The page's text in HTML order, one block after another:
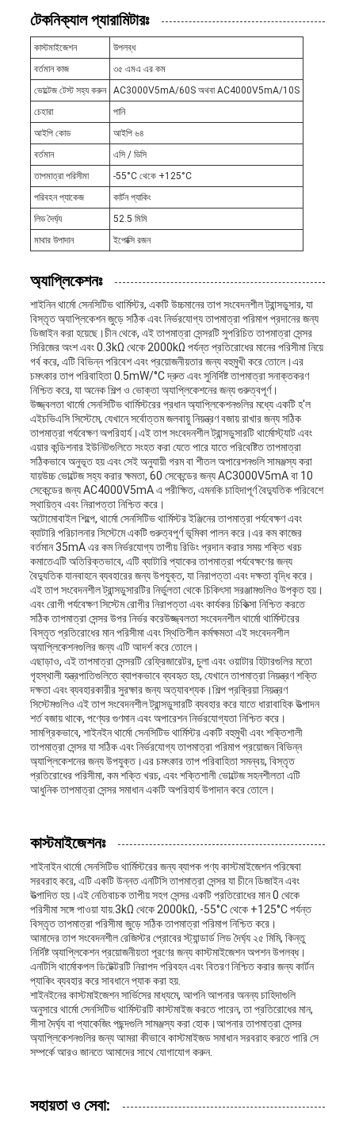
টেকনিক্যাল প্যারামিটারঃ
কাস্টমাইজেশন
উপলব্ধ
বর্তমান কাজ
৩৫ এমএ এর কম
ভোল্টেজ টেস্ট সহ্য করুন
AC3000V5mA/60S অথবা AC4000V5mA/10S
চেহারা
পানি
আইপি কোড
আইপি ৬৪
বর্তমান
এসি / ডিসি
তাপমাত্রা পরিসীমা
-55°C থেকে +125°C
পরিবহন প্যাকেজ
কার্টন প্যাকিং
লিড দৈর্ঘ্য
52.5 মিমি
মাথার উপাদান
ইপোক্সি রজন
অ্যাপ্লিকেশনঃ
শাইনিন থার্মো সেনসিটিভ থার্মিস্টর, একটি উচ্চমানের তাপ সংবেদনশীল ট্রান্সডুসার, যা
বিস্তৃত অ্যাপ্লিকেশন জুড়ে সঠিক এবং নির্ভরযোগ্য তাপমাত্রা পরিমাপ প্রদানের জন্য
ডিজাইন করা হয়েছে।চীন থেকে, এই তাপমাত্রা সেন্সরটি সুপরিচিত তাপমাত্রা সেন্সর
সিরিজের অংশ এবং 0.3kΩ থেকে 2000kΩ পর্যন্ত প্রতিরোধের মানের পরিসীমা নিয়ে
গর্ব করে, এটি বিভিন্ন পরিবেশ এবং প্রয়োজনীয়তার জন্য বহুমুখী করে তোলে।এর
চমৎকার তাপ পরিবাহিতা 0.5mW/°C দ্রুত এবং সুনির্দিষ্ট তাপমাত্রা সনাক্তকরণ
নিশ্চিত করে, যা অনেক শিল্প ও ভোক্তা অ্যাপ্লিকেশনের জন্য গুরুত্বপূর্ণ।
উজ্জ্বলতা থার্মো সেনসিটিভ থার্মিস্টরের প্রধান অ্যাপ্লিকেশনগুলির মধ্যে একটি হ'ল
এইচভিএসি সিস্টেমে, যেখানে সর্বোত্তম জলবায়ু নিয়ন্ত্রণ বজায় রাখার জন্য সঠিক
তাপমাত্রা পর্যবেক্ষণ অপরিহার্য।এই তাপ সংবেদনশীল ট্রান্সডুসারটি থার্মোস্ট্যাট এবং
এয়ার কন্ডিশনার ইউনিটগুলিতে সংহত করা যেতে পারে যাতে পরিবেষ্টিত তাপমাত্রা
সঠিকভাবে অনুভূত হয় এবং সেই অনুযায়ী গরম বা শীতল অপারেশনগুলি সামঞ্জস্য করা
যায়উচ্চ ভোল্টেজ সহ্য করার ক্ষমতা, 60 সেকেন্ডের জন্য AC3000V5mA বা 10
সেকেন্ডের জন্য AC4000V5mA এ পরীক্ষিত, এমনকি চাহিদাপূর্ণ বৈদ্যুতিক পরিবেশে
স্থায়িত্ব এবং নিরাপত্তা নিশ্চিত করে।
অটোমোবাইল শিল্পে, থার্মো সেনসিটিভ থার্মিস্টর ইঞ্জিনের তাপমাত্রা পর্যবেক্ষণ এবং
ব্যাটারি পরিচালনার সিস্টেমে একটি গুরুত্বপূর্ণ ভূমিকা পালন করে।এর কম কাজের
বর্তমান 35mA এর কম নির্ভরযোগ্য তাপীয় রিডিং প্রদান করার সময় শক্তি খরচ
কমাতেএটি অতিরিক্তভাবে, এটি ব্যাটারি প্যাকের তাপমাত্রা পর্যবেক্ষণের জন্য
বৈদ্যুতিক যানবাহনে ব্যবহারের জন্য উপযুক্ত, যা নিরাপত্তা এবং দক্ষতা বৃদ্ধি করে।
এই তাপ সংবেদনশীল ট্রান্সডুসারটির নির্ভুলতা থেকে চিকিৎসা সরঞ্জামগুলিও উপকৃত হয়।
এবং রোগী পর্যবেক্ষণ সিস্টেম রোগীর নিরাপত্তা এবং কার্যকর চিকিত্সা নিশ্চিত করতে
সঠিক তাপমাত্রা সেন্সর উপর নির্ভর করেউজ্জ্বলতা সংবেদনশীল থার্মো থার্মিস্টরের
বিস্তৃত প্রতিরোধের মান পরিসীমা এবং স্থিতিশীল কর্মক্ষমতা এই সংবেদনশীল
অ্যাপ্লিকেশনগুলির জন্য এটি আদর্শ করে তোলে।
এছাড়াও, এই তাপমাত্রা সেন্সরটি রেফ্রিজারেটর, চুলা এবং ওয়াটার হিটারগুলির মতো
গৃহস্থালী যন্ত্রপাতিগুলিতে ব্যাপকভাবে ব্যবহৃত হয়, যেখানে তাপমাত্রা নিয়ন্ত্রণ শক্তি
দক্ষতা এবং ব্যবহারকারীর সুরক্ষার জন্য অত্যাবশ্যক।শিল্প প্রক্রিয়া নিয়ন্ত্রণ
সিস্টেমগুলিও এই তাপ সংবেদনশীল ট্রান্সডুসারটি ব্যবহার করে যাতে ধারাবাহিক উত্পাদন
শর্ত বজায় থাকে, পণ্যের গুণমান এবং অপারেশন নির্ভরযোগ্যতা নিশ্চিত করে।
সামগ্রিকভাবে, শাইনইন থার্মো সেনসিটিভ থার্মিস্টর একটি বহুমুখী এবং শক্তিশালী
তাপমাত্রা সেন্সর যা সঠিক এবং নির্ভরযোগ্য তাপমাত্রা পরিমাপ প্রয়োজন বিভিন্ন
অ্যাপ্লিকেশনের জন্য উপযুক্ত।এর চমৎকার তাপ পরিবাহিতা সমন্বয়, বিস্তৃত
প্রতিরোধের পরিসীমা, কম শক্তি খরচ, এবং শক্তিশালী ভোল্টেজ সহনশীলতা এটি
আধুনিক তাপমাত্রা সেন্সর সমাধান একটি অপরিহার্য উপাদান করে তোলে।
কাস্টমাইজেশনঃ
শাইনাইন থার্মো সেনসিটিভ থার্মিস্টরের জন্য ব্যাপক পণ্য কাস্টমাইজেশন পরিষেবা
সরবরাহ করে, এটি একটি উন্নত এনটিসি তাপমাত্রা সেন্সর যা চীনে ডিজাইন এবং
উত্পাদিত হয়।এই নেতিবাচক তাপীয় সহগ সেন্সর একটি প্রতিরোধের মান 0 থেকে
পরিসীমা সঙ্গে পাওয়া যায়.3kΩ থেকে 2000kΩ, -55°C থেকে +125°C পর্যন্ত
বিস্তৃত তাপমাত্রা পরিসীমা জুড়ে সঠিক তাপমাত্রা পরিমাপ নিশ্চিত করে।
আমাদের তাপ সংবেদনশীল রেজিস্টর প্রোবের স্ট্যান্ডার্ড লিড দৈর্ঘ্য ২৫ মিমি, কিন্তু
নির্দিষ্ট অ্যাপ্লিকেশন প্রয়োজনীয়তা পূরণের জন্য কাস্টমাইজেশন অপশন উপলব্ধ।
এনটিসি থার্মোকপল ডিটেক্টরটি নিরাপদ পরিবহন এবং বিতরণ নিশ্চিত করার জন্য কার্টন
প্যাকিং ব্যবহার করে সাবধানে প্যাক করা হয়.
শাইনইনের কাস্টমাইজেশন সার্ভিসের মাধ্যমে, আপনি আপনার অনন্য চাহিদাগুলি
অনুসারে থার্মো সেনসিটিভ থার্মিস্টরটি কাস্টমাইজ করতে পারেন, তা প্রতিরোধের মান,
সীসা দৈর্ঘ্য বা প্যাকেজিং পছন্দগুলি সামঞ্জস্য করা হোক।আপনার তাপমাত্রা সেন্সর
অ্যাপ্লিকেশনগুলির জন্য আমরা কীভাবে কাস্টমাইজড সমাধান সরবরাহ করতে পারি সে
সম্পর্কে আরও জানতে আমাদের সাথে যোগাযোগ করুন.
সহায়তা ও সেবা: